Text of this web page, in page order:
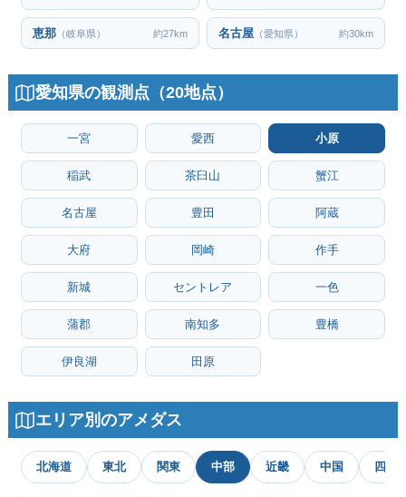
恵那（岐阜県） 約27km 名古屋（愛知県） 約30km
愛知県の観測点（20地点）
一宮 愛西 小原
稲武 茶臼山 蟹江
名古屋 豊田 阿蔵
大府 岡崎 作手
新城 セントレア 一色
蒲郡 南知多 豊橋
伊良湖 田原
エリア別のアメダス
北海道 東北 関東 中部 近畿 中国 四国